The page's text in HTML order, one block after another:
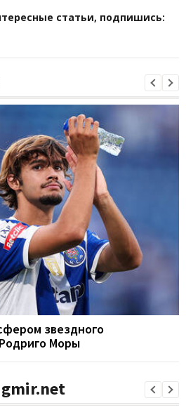
статьи, подпишись:
звездного
Моры